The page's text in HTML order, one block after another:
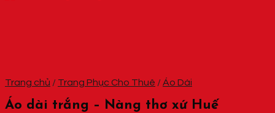
Trang chủ / Trang Phục Cho Thuê /Áo Dài
Áo dài trắng – Nàng thơ xứ Huế